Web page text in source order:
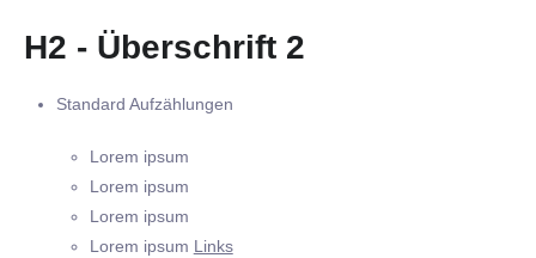
H2 - Überschrift 2
Standard Aufzählungen
Lorem ipsum
Lorem ipsum
Lorem ipsum
Lorem ipsum Links